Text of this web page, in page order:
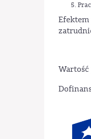
Wartość